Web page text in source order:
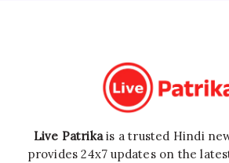
Live Patrikais a trusted Hindi
provides 24x7 updates on the